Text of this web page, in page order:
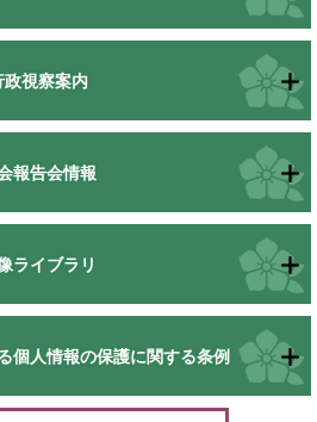
政視察案内
報告会情報
ライブラリ
個人情報の保護に関する条例